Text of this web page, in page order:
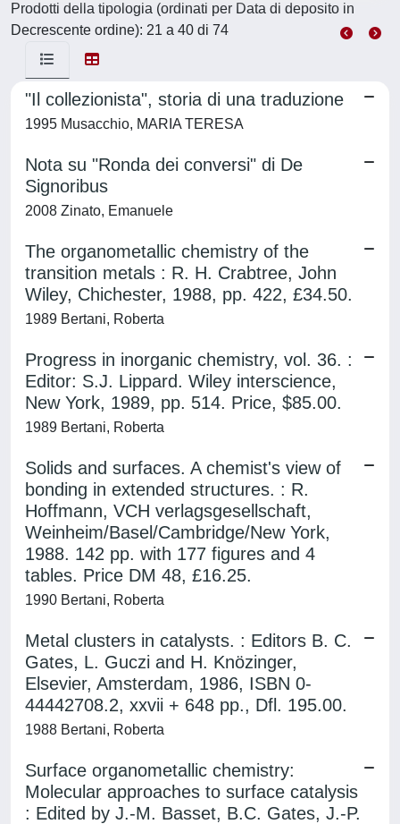
Prodotti della tipologia (ordinati per Data di deposito in
Decrescente ordine): 21 a 40 di 74
"Il collezionista", storia di una traduzione
1995 Musacchio, MARIA TERESA
Nota su "Ronda dei conversi" di De
Signoribus
2008 Zinato, Emanuele
The organometallic chemistry of the
transition metals : R. H. Crabtree, John
Wiley, Chichester, 1988, pp. 422, £34.50.
1989 Bertani, Roberta
Progress in inorganic chemistry, vol. 36. :
Editor: S.J. Lippard. Wiley interscience,
New York, 1989, pp. 514. Price, $85.00.
1989 Bertani, Roberta
Solids and surfaces. A chemist's view of
bonding in extended structures. : R.
Hoffmann, VCH verlagsgesellschaft,
Weinheim/Basel/Cambridge/New York,
1988. 142 pp. with 177 figures and 4
tables. Price DM 48, £16.25.
1990 Bertani, Roberta
Metal clusters in catalysts. : Editors B. C.
Gates, L. Guczi and H. Knözinger,
Elsevier, Amsterdam, 1986, ISBN 0-
44442708.2, xxvii + 648 pp., Dfl. 195.00.
1988 Bertani, Roberta
Surface organometallic chemistry:
Molecular approaches to surface catalysis
: Edited by J.-M. Basset, B.C. Gates, J.-P.